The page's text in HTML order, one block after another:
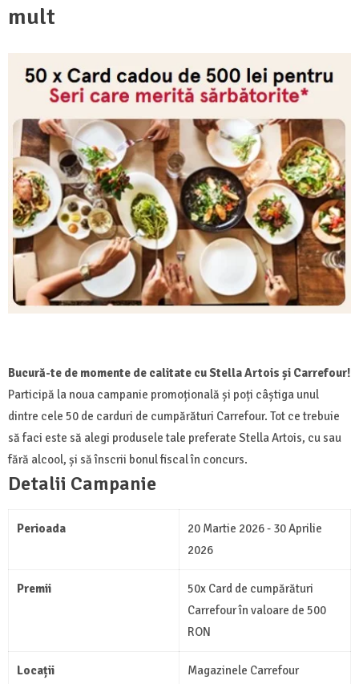
mult
Bucură-te de momente de calitate cu Stella Artois și Carrefour!
Participă la noua campanie promoțională și poți câștiga unul
dintre cele 50 de carduri de cumpărături Carrefour. Tot ce trebuie
să faci este să alegi produsele tale preferate Stella Artois, cu sau
fără alcool, și să înscrii bonul fiscal în concurs.
Detalii Campanie
Perioada
20 Martie 2026 - 30 Aprilie
2026
Premii
50x Card de cumpărături
Carrefour în valoare de 500
RON
Locații
Magazinele Carrefour